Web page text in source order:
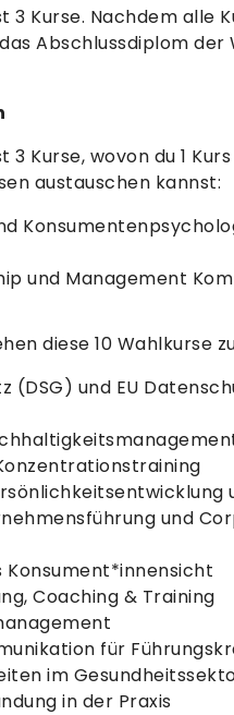
3 Kurse. Nachdem alle
Abschlussdiplom
3 Kurse, wovon du 1
austauschen kannst:
und Management
diese 10 Wahlkurse
(DSG) und EU
und
Konsument*innensicht
Coaching & Training
für
im
in der Praxis